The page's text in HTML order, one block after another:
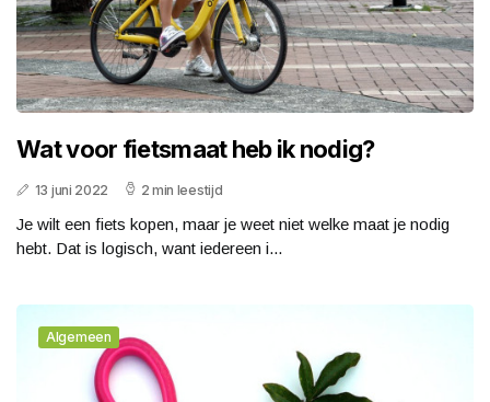
Wat voor fietsmaat heb ik nodig?
13 juni 2022 2 min leestijd
Je wilt een fiets kopen, maar je weet niet welke maat je nodig
hebt. Dat is logisch, want iedereen i...
Algemeen